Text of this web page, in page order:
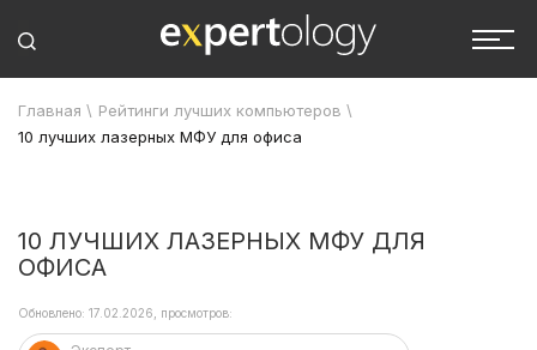
Главная \ Рейтинги лучших компьютеров \
10 лучших лазерных МФУ для офиса
10 ЛУЧШИХ ЛАЗЕРНЫХ МФУ ДЛЯ
ОФИСА
Обновлено: 17.02.2026, просмотров: